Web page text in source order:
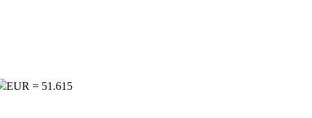
EUR = 51.615